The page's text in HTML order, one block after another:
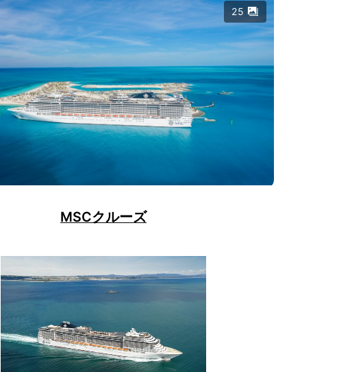
25
MSCクルーズ